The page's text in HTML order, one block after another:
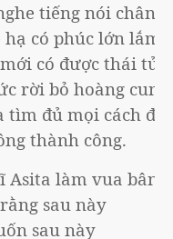
tiếng nói chân
có phúc lớn lắm,
có được thái tử.
rời bỏ hoàng cung
đủ mọi cách để
thành công.
làm vua bâng
sau này
sau này